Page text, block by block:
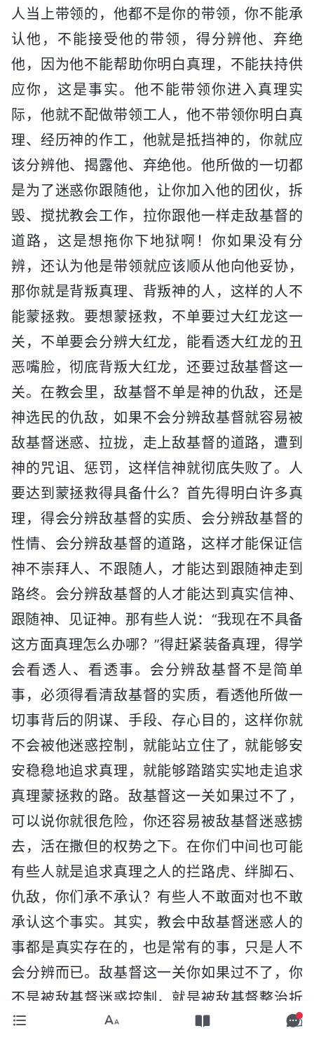
人当上带领的，他都不是你的带领，你不能承
认他，不能接受他的带领，得分辨他、弃绝
他，因为他不能帮助你明白真理，不能扶持供
应你，这是事实。他不能带领你进入真理实
际，他就不配做带领工人，他不带领你明白真
理、经历神的作工，他就是抵挡神的，你就应
该分辨他、揭露他、弃绝他。他所做的一切都
是为了迷惑你跟随他，让你加入他的团伙，拆
毁、搅扰教会工作，拉你跟他一样走敌基督的
道路，这是想拖你下地狱啊！你如果没有分
辨，还认为他是带领就应该顺从他向他妥协，
那你就是背叛真理、背叛神的人，这样的人不
能蒙拯救。要想蒙拯救，不单要过大红龙这一
关，不单要会分辨大红龙，能看透大红龙的丑
恶嘴脸，彻底背叛大红龙，还要过敌基督这一
关。在教会里，敌基督不单是神的仇敌，还是
神选民的仇敌，如果不会分辨敌基督就容易被
敌基督迷惑、拉拢，走上敌基督的道路，遭到
神的咒诅、惩罚，这样信神就彻底失败了。人
要达到蒙拯救得具备什么？首先得明白许多真
理，得会分辨敌基督的实质、会分辨敌基督的
性情、会分辨敌基督的道路，这样才能保证信
神不崇拜人、不跟随人，才能达到跟随神走到
路终。会分辨敌基督的人才能达到真实信神、
跟随神、见证神。那有些人说：“我现在不具备
这方面真理怎么办哪？”得赶紧装备真理，得学
会看透人、看透事。会分辨敌基督不是简单
事，必须得看清敌基督的实质，看透他所做一
切事背后的阴谋、手段、存心目的，这样你就
不会被他迷惑控制，就能站立住了，就能够安
安稳稳地追求真理，就能够踏踏实实地走追求
真理蒙拯救的路。敌基督这一关如果过不了，
可以说你就很危险，你还容易被敌基督迷惑掳
去，活在撒但的权势之下。在你们中间也可能
有些人就是追求真理之人的拦路虎、绊脚石、
仇敌，你们承不承认？有些人不敢面对也不敢
承认这个事实。其实，教会中敌基督迷惑人的
事都是真实存在的，也是常有的事，只是人不
会分辨而已。敌基督这一关你如果过不了，你
不是被敌基督迷惑控制，就是被敌基督整治折
腾受到排挤、打压、虐待，最后你这点小生命